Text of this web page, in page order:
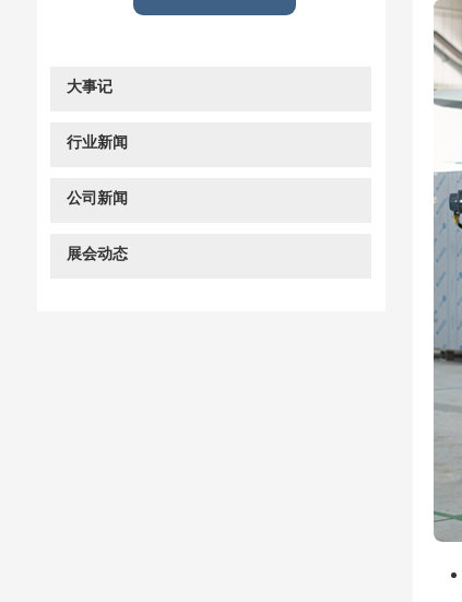
大事记
行业新闻
公司新闻
展会动态